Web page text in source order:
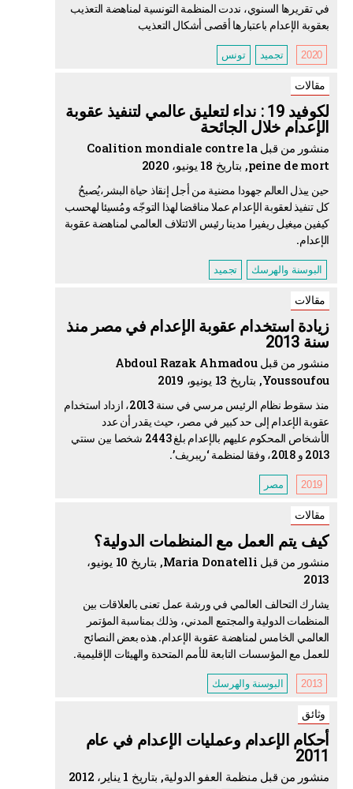
في تقريرها السنوي، نددت المنظمة التونسية لمناهضة التعذيب
بعقوبة الإعدام باعتبارها أقصى أشكال التعذيب
2020 تجميد تونس
مقالات
لكوفيد 19 : نداء لتعليق عالمي لتنفيذ عقوبة
الإعدام خلال الجائحة
منشور من قبل Coalition mondiale contre la
peine de mort, بتاريخ 18 يونيو، 2020
حين يبذل العالم جهودا مضنية من أجل إنقاذ حياة البشر،يُصبحُ
كل تنفيذ لعقوبة الإعدام عملا مناقضا لهذا التوجّه ومُسيئا لهحسب
كيفين ميغيل ريفيرا مدينا رئيس الائتلاف العالمي لمناهضة عقوبة
الإعدام.
البوسنة والهرسك تجميد
مقالات
زيادة استخدام عقوبة الإعدام في مصر منذ
سنة 2013
منشور من قبل Abdoul Razak Ahmadou
Youssoufou, بتاريخ 13 يونيو، 2019
منذ سقوط نظام الرئيس مرسي في سنة 2013، ازداد استخدام
عقوبة الإعدام إلى حد كبير في مصر، حيث يقدر أن عدد
الأشخاص المحكوم عليهم بالإعدام بلغ 2443 شخصا بين سنتي
2013 و 2018، وفقا لمنظمة ‘ريبريف’.
2019 مصر
مقالات
كيف يتم العمل مع المنظمات الدولية؟
منشور من قبل Maria Donatelli, بتاريخ 10 يونيو،
2013
يشارك التحالف العالمي في ورشة عمل تعنى بالعلاقات بين
المنظمات الدولية والمجتمع المدني، وذلك بمناسبة المؤتمر
العالمي الخامس لمناهضة عقوبة الإعدام. هذه بعض النصائح
للعمل مع المؤسسات التابعة للأمم المتحدة والهيئات الإقليمية.
2013 البوسنة والهرسك
وثائق
أحكام الإعدام وعمليات الإعدام في عام
2011
منشور من قبل منظمة العفو الدولية, بتاريخ 1 يناير، 2012